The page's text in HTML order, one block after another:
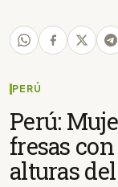
PERÚ
Perú:
fresas
alturas